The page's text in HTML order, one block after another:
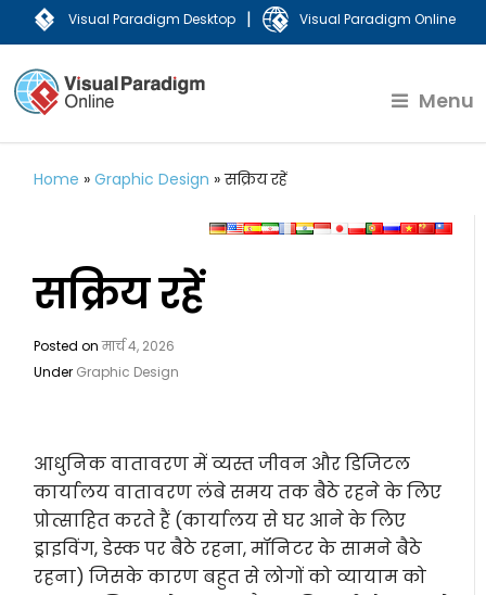
Visual Paradigm Desktop | Visual Paradigm Online
Menu
Home »Graphic Design »सक्रिय रहें
सक्रिय रहें
Posted onमार्च 4, 2026
Under Graphic Design
आधुनिक वातावरण में व्यस्त जीवन और डिजिटल
कार्यालय वातावरण लंबे समय तक बैठे रहने के लिए
प्रोत्साहित करते हैं (कार्यालय से घर आने के लिए
ड्राइविंग, डेस्क पर बैठे रहना, मॉनिटर के सामने बैठे
रहना) जिसके कारण बहुत से लोगों को व्यायाम को